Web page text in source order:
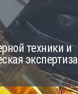
техники и
экспертиза